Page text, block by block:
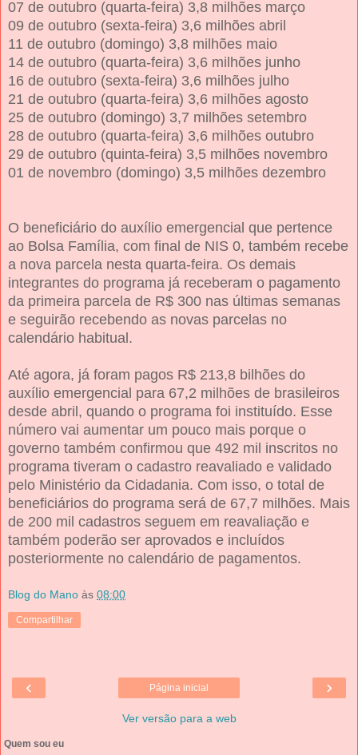
07 de outubro (quarta-feira) 3,8 milhões março
09 de outubro (sexta-feira) 3,6 milhões abril
11 de outubro (domingo) 3,8 milhões maio
14 de outubro (quarta-feira) 3,6 milhões junho
16 de outubro (sexta-feira) 3,6 milhões julho
21 de outubro (quarta-feira) 3,6 milhões agosto
25 de outubro (domingo) 3,7 milhões setembro
28 de outubro (quarta-feira) 3,6 milhões outubro
29 de outubro (quinta-feira) 3,5 milhões novembro
01 de novembro (domingo) 3,5 milhões dezembro
O beneficiário do auxílio emergencial que pertence
ao Bolsa Família, com final de NIS 0, também recebe
a nova parcela nesta quarta-feira. Os demais
integrantes do programa já receberam o pagamento
da primeira parcela de R$ 300 nas últimas semanas
e seguirão recebendo as novas parcelas no
calendário habitual.
Até agora, já foram pagos R$ 213,8 bilhões do
auxílio emergencial para 67,2 milhões de brasileiros
desde abril, quando o programa foi instituído. Esse
número vai aumentar um pouco mais porque o
governo também confirmou que 492 mil inscritos no
programa tiveram o cadastro reavaliado e validado
pelo Ministério da Cidadania. Com isso, o total de
beneficiários do programa será de 67,7 milhões. Mais
de 200 mil cadastros seguem em reavaliação e
também poderão ser aprovados e incluídos
posteriormente no calendário de pagamentos.
Blog do Mano às 08:00
Compartilhar
‹ ›
Página inicial
Ver versão para a web
Quem sou eu